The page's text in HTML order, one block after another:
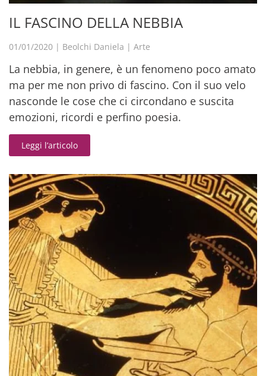
IL FASCINO DELLA NEBBIA
01/01/2020 | Beolchi Daniela | Arte
La nebbia, in genere, è un fenomeno poco amato
ma per me non privo di fascino. Con il suo velo
nasconde le cose che ci circondano e suscita
emozioni, ricordi e perfino poesia.
Leggi l’articolo